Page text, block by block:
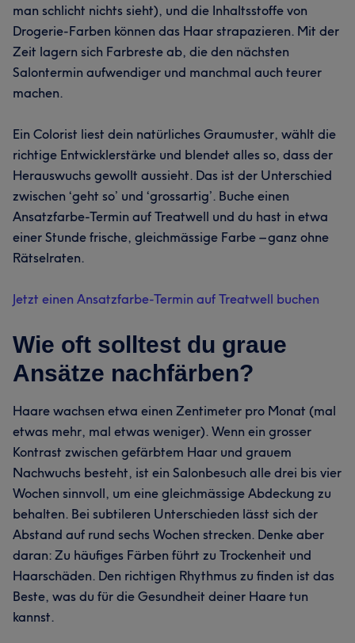
man schlicht nichts sieht), und die Inhaltsstoffe von
Drogerie-Farben können das Haar strapazieren. Mit der
Zeit lagern sich Farbreste ab, die den nächsten
Salontermin aufwendiger und manchmal auch teurer
machen.
Ein Colorist liest dein natürliches Graumuster, wählt die
richtige Entwicklerstärke und blendet alles so, dass der
Herauswuchs gewollt aussieht. Das ist der Unterschied
zwischen ‘geht so’ und ‘grossartig’. Buche einen
Ansatzfarbe-Termin auf Treatwell und du hast in etwa
einer Stunde frische, gleichmässige Farbe – ganz ohne
Rätselraten.
Jetzt einen Ansatzfarbe-Termin auf Treatwell buchen
Wie oft solltest du graue
Ansätze nachfärben?
Haare wachsen etwa einen Zentimeter pro Monat (mal
etwas mehr, mal etwas weniger). Wenn ein grosser
Kontrast zwischen gefärbtem Haar und grauem
Nachwuchs besteht, ist ein Salonbesuch alle drei bis vier
Wochen sinnvoll, um eine gleichmässige Abdeckung zu
behalten. Bei subtileren Unterschieden lässt sich der
Abstand auf rund sechs Wochen strecken. Denke aber
daran: Zu häufiges Färben führt zu Trockenheit und
Haarschäden. Den richtigen Rhythmus zu finden ist das
Beste, was du für die Gesundheit deiner Haare tun
kannst.